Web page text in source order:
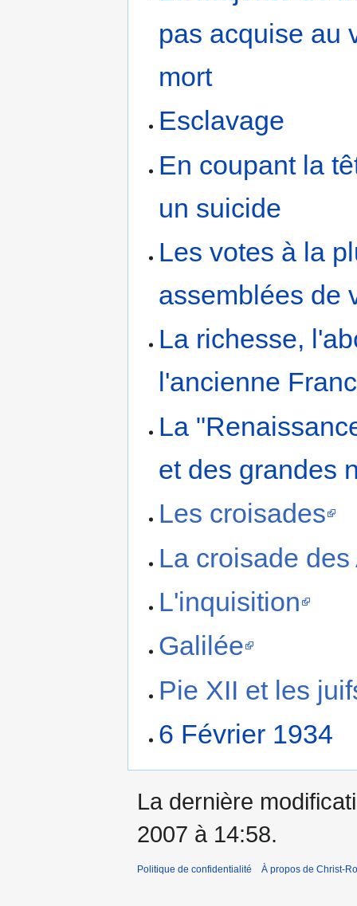
pas acquise au
mort
Esclavage
En coupant la
un suicide
Les votes à la
assemblées de
La richesse,
l'ancienne
La
et des grandes
Les croisades
La croisade
L'inquisition
Galilée
Pie XII et les
6 Février 1934
La dernière
2007 à 14:58.
Politique de confidentialité À propos de Christ-